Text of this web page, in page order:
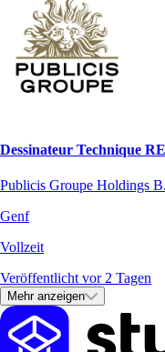
Dessinateur Technique
Publicis Groupe Holdings
Genf
Vollzeit
Veröffentlicht vor 2 Tagen
Mehr anzeigen